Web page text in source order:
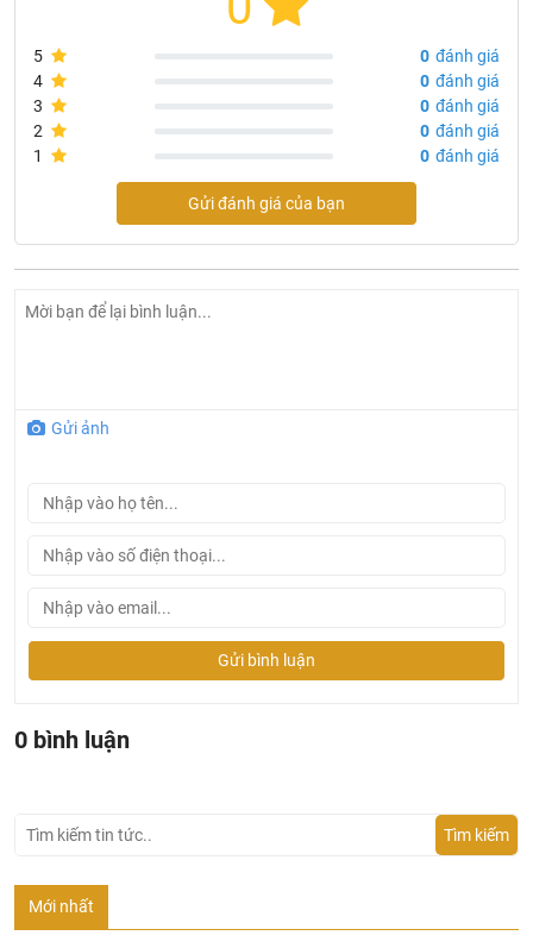
5 0 đánh giá
4
0 đánh giá
3
0 đánh giá
2
0 đánh giá
1
0 đánh giá
Gửi đánh giá của bạn
Gửi ảnh
Gửi bình luận
0 bình luận
Tìm kiếm
Mới nhất